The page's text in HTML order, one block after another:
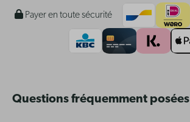
Payer en toute sécurité
Questions fréquemment posées